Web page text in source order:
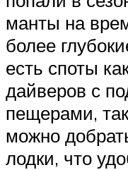
манты на
более
есть споты
дайверов с
пещерами,
можно
лодки, что